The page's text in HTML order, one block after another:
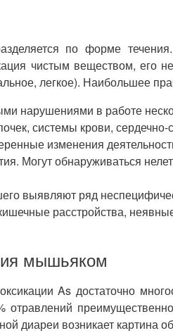
по форме
чистым веществом,
легкое). Наибольшее
нарушениями в работе
системы крови,
изменения
Могут обнаруживаться
выявляют ряд
расстройства,
мышьяком
As достаточно
отравлений
диареи возникает картина